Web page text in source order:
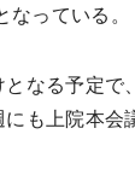
っている。
なる予定
も上院本